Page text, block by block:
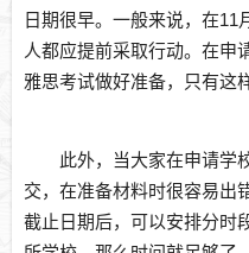
日期很早。一般来说，在11
人都应提前采取行动。在申
雅思考试做好准备，只有这
此外，当大家在申请学
交，在准备材料时很容易出
截止日期后，可以安排分时